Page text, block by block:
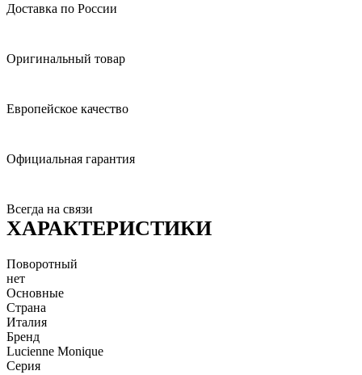
Доставка по России
Оригинальный товар
Европейское качество
Официальная гарантия
Всегда на связи
ХАРАКТЕРИСТИКИ
Поворотный
нет
Основные
Страна
Италия
Бренд
Lucienne Monique
Серия